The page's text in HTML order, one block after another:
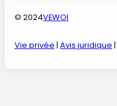
© 2024VEWOI
Vie privée | Avis juridique |